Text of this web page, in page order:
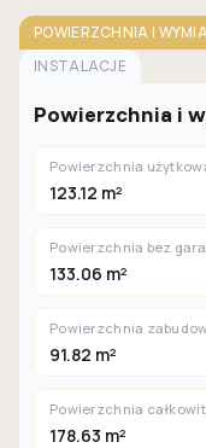
POWIERZCHNIA I
INSTALACJE
Powierzchnia i
Powierzchnia
123.12 m²
Powierzchnia bez
133.06 m²
Powierzchnia
91.82 m²
Powierzchnia
178.63 m²